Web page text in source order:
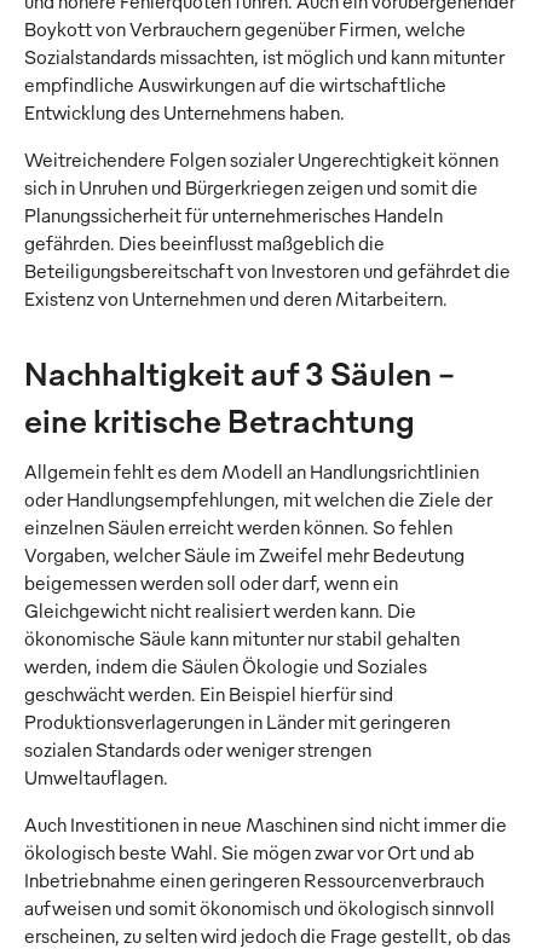
Boykott von Verbrauchern gegenüber Firmen, welche
Sozialstandards missachten, ist möglich und kann mitunter
empfindliche Auswirkungen auf die wirtschaftliche
Entwicklung des Unternehmens haben.
Weitreichendere Folgen sozialer Ungerechtigkeit können
sich in Unruhen und Bürgerkriegen zeigen und somit die
Planungssicherheit für unternehmerisches Handeln
gefährden. Dies beeinflusst maßgeblich die
Beteiligungsbereitschaft von Investoren und gefährdet die
Existenz von Unternehmen und deren Mitarbeitern.
Nachhaltigkeit auf 3 Säulen -
eine kritische Betrachtung
Allgemein fehlt es dem Modell an Handlungsrichtlinien
oder Handlungsempfehlungen, mit welchen die Ziele der
einzelnen Säulen erreicht werden können. So fehlen
Vorgaben, welcher Säule im Zweifel mehr Bedeutung
beigemessen werden soll oder darf, wenn ein
Gleichgewicht nicht realisiert werden kann. Die
ökonomische Säule kann mitunter nur stabil gehalten
werden, indem die Säulen Ökologie und Soziales
geschwächt werden. Ein Beispiel hierfür sind
Produktionsverlagerungen in Länder mit geringeren
sozialen Standards oder weniger strengen
Umweltauflagen.
Auch Investitionen in neue Maschinen sind nicht immer die
ökologisch beste Wahl. Sie mögen zwar vor Ort und ab
Inbetriebnahme einen geringeren Ressourcenverbrauch
aufweisen und somit ökonomisch und ökologisch sinnvoll
erscheinen, zu selten wird jedoch die Frage gestellt, ob das